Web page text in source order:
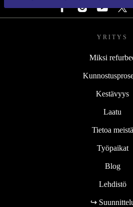
YRITYS
Miksi
Kestävyys
Laatu
Tietoa meistä
Työpaikat
Blog
Lehdistö
↪